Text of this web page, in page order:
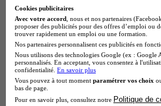
BTS Sam en alternance
Cap Fleuriste en alternance
BTS Sio en alternance
MSc Marketing Digital en alternance
BTS Gpme en alternance
Cap Electricien en alternance
BTS Gpn en alternance
BTS Domotique en alternance
BAC Pro Agora en alternance
BTS Sta en alternance
Cookies publicitaires
Avec votre accord , nous et nos partenaires
proposer des publicités pour des offres d’emploi ou
trouver rapidement un emploi ou une formation.
Nos partenaires personnalisent ces publicités en
Nous utilisons des technologies Google (ex : Google
personnalisés. En acceptant, vous consentez à
confidentialité. En savoir plus
Vous pouvez à tout moment paramétrer vos choix
bas de page.
Pour en savoir plus, consultez notre Politique de